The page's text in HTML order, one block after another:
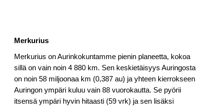
Merkurius
Merkurius on Aurinkokuntamme pienin planeetta, kokoa
sillä on vain noin 4 880 km. Sen keskietäisyys Auringosta
on noin 58 miljoonaa km (0,387 au) ja yhteen kierrokseen
Auringon ympäri kuluu vain 88 vuorokautta. Se pyörii
itsensä ympäri hyvin hitaasti (59 vrk) ja sen lisäksi